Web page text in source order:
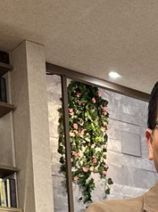
點「這特殊餐」傻眼
蛛人住我家」屋主超
！直升機慶祝墜機4
學踢下體腫2倍大 判
面！西村力演唱會狀